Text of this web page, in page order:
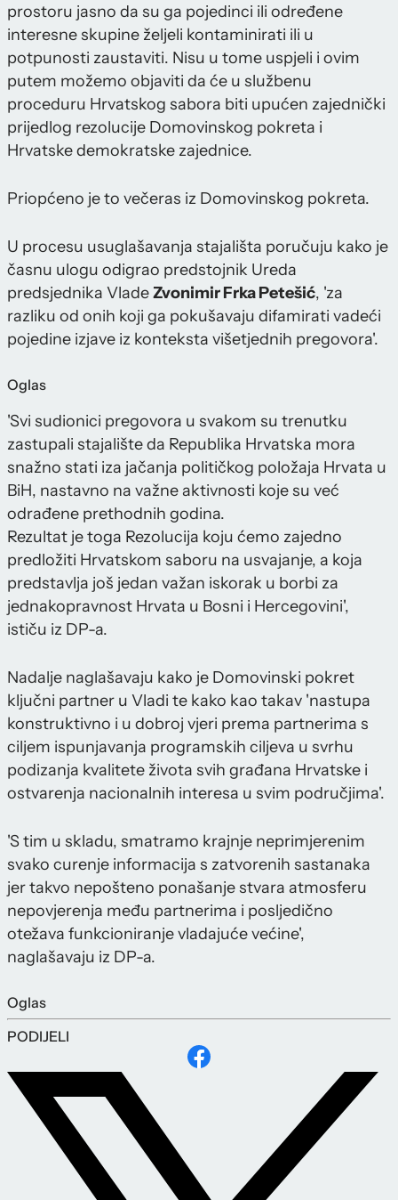
prostoru jasno da su ga pojedinci ili određene
interesne skupine željeli kontaminirati ili u
potpunosti zaustaviti. Nisu u tome uspjeli i ovim
putem možemo objaviti da će u službenu
proceduru Hrvatskog sabora biti upućen zajednički
prijedlog rezolucije Domovinskog pokreta i
Hrvatske demokratske zajednice.
Priopćeno je to večeras iz Domovinskog pokreta.
U procesu usuglašavanja stajališta poručuju kako je
časnu ulogu odigrao predstojnik Ureda
predsjednika VladeZvonimir Frka Petešić, 'za
razliku od onih koji ga pokušavaju difamirati vadeći
pojedine izjave iz konteksta višetjednih pregovora'.
Oglas
'Svi sudionici pregovora u svakom su trenutku
zastupali stajalište da Republika Hrvatska mora
snažno stati iza jačanja političkog položaja Hrvata u
BiH, nastavno na važne aktivnosti koje su već
odrađene prethodnih godina.
Rezultat je toga Rezolucija koju ćemo zajedno
predložiti Hrvatskom saboru na usvajanje, a koja
predstavlja još jedan važan iskorak u borbi za
jednakopravnost Hrvata u Bosni i Hercegovini',
ističu iz DP-a.
Nadalje naglašavaju kako je Domovinski pokret
ključni partner u Vladi te kako kao takav 'nastupa
konstruktivno i u dobroj vjeri prema partnerima s
ciljem ispunjavanja programskih ciljeva u svrhu
podizanja kvalitete života svih građana Hrvatske i
ostvarenja nacionalnih interesa u svim područjima'.
'S tim u skladu, smatramo krajnje neprimjerenim
svako curenje informacija s zatvorenih sastanaka
jer takvo nepošteno ponašanje stvara atmosferu
nepovjerenja među partnerima i posljedično
otežava funkcioniranje vladajuće većine',
naglašavaju iz DP-a.
Oglas
PODIJELI